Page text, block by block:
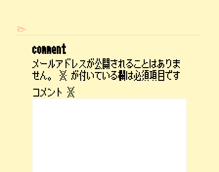
-
comment
メールアドレスが公開されることはありま
せん。
※ が付いている欄は必須項目です
コメント ※